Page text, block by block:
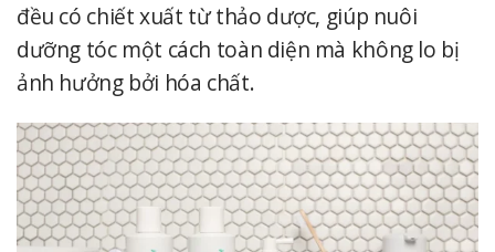
đều có chiết xuất từ thảo dược, giúp nuôi
dưỡng tóc một cách toàn diện mà không lo bị
ảnh hưởng bởi hóa chất.